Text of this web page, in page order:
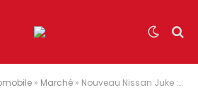
» Marché » Nouveau Nissan Juke : 10.000 ventes en France